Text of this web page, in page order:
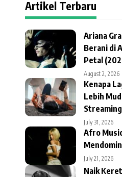
Artikel Terbaru
Ariana
Berani di
Petal
August 2, 2026
Kenapa
Lebih
July 31, 2026
Afro
July 21, 2026
Naik